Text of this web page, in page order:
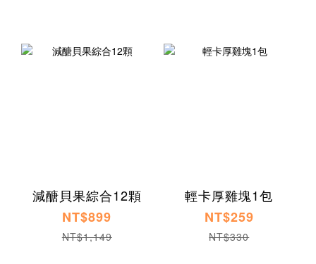
減醣貝果綜合12顆
NT$899
NT$1,149
輕卡厚雞塊1包
NT$259
NT$330